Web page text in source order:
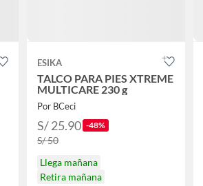
ESIKA
TALCO PARA PIES XTREME
MULTICARE 230 g
Por BCeci
S/ 25.90 -48%
S/ 50
Llega mañana
Retira mañana